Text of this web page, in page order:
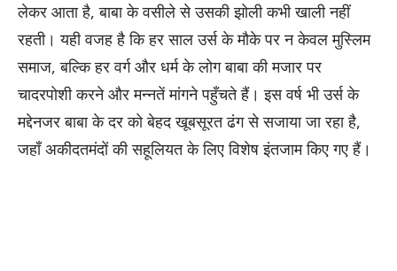
लेकर आता है, बाबा के वसीले से उसकी झोली कभी खाली नहीं
रहती। यही वजह है कि हर साल उर्स के मौके पर न केवल मुस्लिम
समाज, बल्कि हर वर्ग और धर्म के लोग बाबा की मजार पर
चादरपोशी करने और मन्नतें मांगने पहुँचते हैं। इस वर्ष भी उर्स के
मद्देनजर बाबा के दर को बेहद खूबसूरत ढंग से सजाया जा रहा है,
जहाँ अकीदतमंदों की सहूलियत के लिए विशेष इंतजाम किए गए हैं।